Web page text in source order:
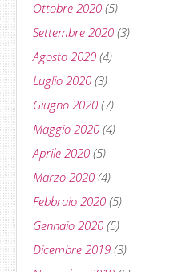
Ottobre 2020 (5)
Settembre 2020 (3)
Agosto 2020 (4)
Luglio 2020 (3)
Giugno 2020 (7)
Maggio 2020 (4)
Aprile 2020 (5)
Marzo 2020 (4)
Febbraio 2020 (5)
Gennaio 2020 (5)
Dicembre 2019 (3)